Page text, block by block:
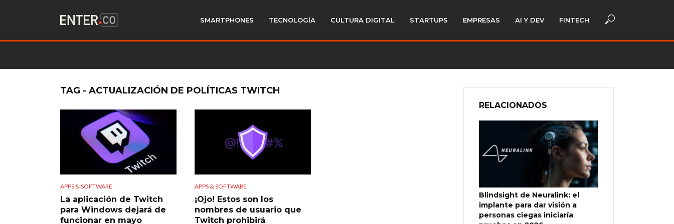
SMARTPHONES TECNOLOGÍA CULTURA DIGITAL STARTUPS EMPRESAS AI Y DEV FINTECH
TAG - ACTUALIZACIÓN DE POLÍTICAS TWITCH
APPS & SOFTWARE
La aplicación de Twitch
para Windows dejará de
funcionar en mayo
APPS & SOFTWARE
¡Ojo! Estos son los
nombres de usuario que
Twitch prohibirá
RELACIONADOS
Blindsight de Neuralink: el
implante para dar visión a
personas ciegas iniciaría